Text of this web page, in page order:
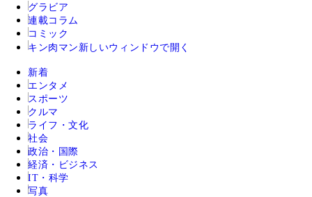
グラビア
連載コラム
コミック
キン肉マン 新しいウィンドウで開く
新着
エンタメ
スポーツ
クルマ
ライフ・文化
社会
政治・国際
経済・ビジネス
IT・科学
写真